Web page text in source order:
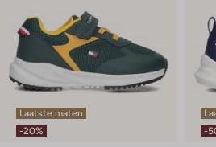
Laatste maten
-20%
-